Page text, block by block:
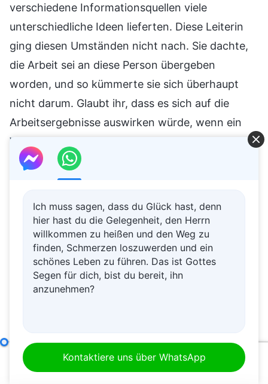
verschiedene Informationsquellen viele
unterschiedliche Ideen lieferten. Diese Leiterin
ging diesen Umständen nicht nach. Sie dachte,
die Arbeit sei an diese Person übergeben
worden, und so kümmerte sie sich überhaupt
nicht darum. Glaubt ihr, dass es sich auf die
Arbeitsergebnisse auswirken würde, wenn ein
Verantwortlicher ein so schlechtes Kaliber hat?
(Ja.) Was hätte die Leiterin also tun sollen, um
dieses Problem zu lösen? Durch
durch die Ereignisse, die um sie herum
stattfanden, und durch die Aussaat der
Feldfrüchte dieser Saison hätte sie entdecken
sollen, dass der Verantwortliche von extrem
schlechtem Kaliber war und zu nichts fähig war.
zusammenfassen – zu diesem Zeitpunkt war er
sich nicht einmal sicher, wie man die Feldfrüchte
Ich muss sagen, dass du Glück hast, denn
hier hast du die Gelegenheit, den Herrn
willkommen zu heißen und den Weg zu
finden, Schmerzen loszuwerden und ein
schönes Leben zu führen. Das ist Gottes
Segen für dich, bist du bereit, ihn
anzunehmen?
Kontaktiere uns über WhatsApp